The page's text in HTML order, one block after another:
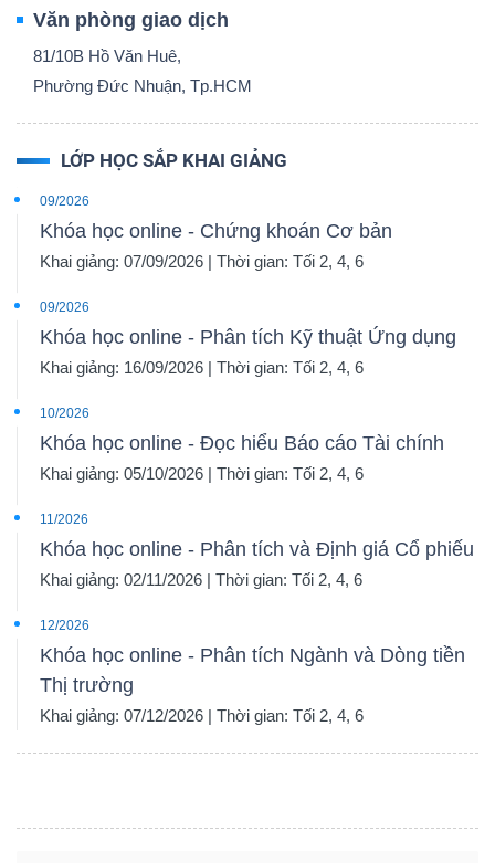
Văn phòng giao dịch
81/10B Hồ Văn Huê,
Phường Đức Nhuận, Tp.HCM
LỚP HỌC SẮP KHAI GIẢNG
09/2026
Khóa học online - Chứng khoán Cơ bản
Khai giảng: 07/09/2026 | Thời gian: Tối 2, 4, 6
09/2026
Khóa học online - Phân tích Kỹ thuật Ứng dụng
Khai giảng: 16/09/2026 | Thời gian: Tối 2, 4, 6
10/2026
Khóa học online - Đọc hiểu Báo cáo Tài chính
Khai giảng: 05/10/2026 | Thời gian: Tối 2, 4, 6
11/2026
Khóa học online - Phân tích và Định giá Cổ phiếu
Khai giảng: 02/11/2026 | Thời gian: Tối 2, 4, 6
12/2026
Khóa học online - Phân tích Ngành và Dòng tiền
Thị trường
Khai giảng: 07/12/2026 | Thời gian: Tối 2, 4, 6